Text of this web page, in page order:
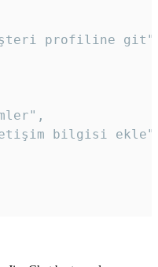
profiline
bilgisi